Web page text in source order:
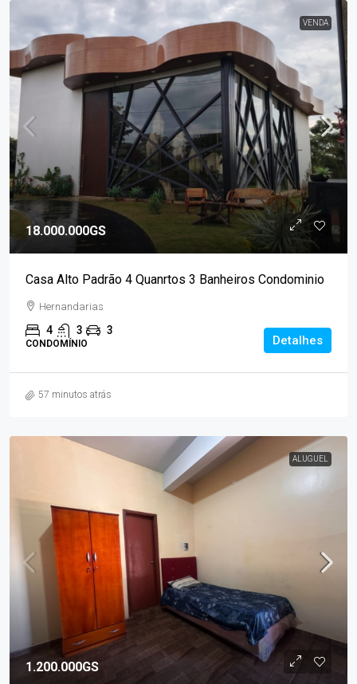
VENDA
18.000.000GS
Casa Alto Padrão 4 Quanrtos 3 Banheiros Condominio
Hernandarias
4 3 3
CONDOMÍNIO Detalhes
57 minutos atrás
ALUGUEL
1.200.000GS